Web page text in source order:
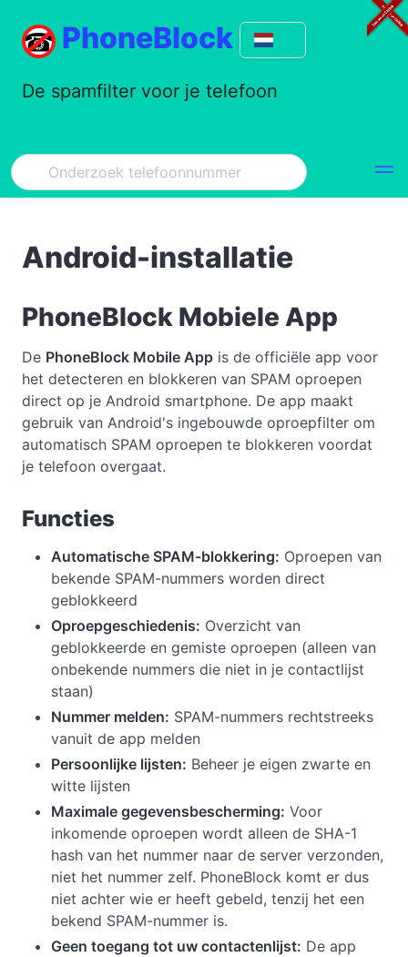
PhoneBlock
De spamfilter voor je telefoon
Android-installatie
PhoneBlock Mobiele App
De PhoneBlock Mobile App is de officiële app voor
het detecteren en blokkeren van SPAM oproepen
direct op je Android smartphone. De app maakt
gebruik van Android's ingebouwde oproepfilter om
automatisch SPAM oproepen te blokkeren voordat
je telefoon overgaat.
Functies
Automatische SPAM-blokkering: Oproepen van
bekende SPAM-nummers worden direct
geblokkeerd
Oproepgeschiedenis: Overzicht van
geblokkeerde en gemiste oproepen (alleen van
onbekende nummers die niet in je contactlijst
staan)
Nummer melden: SPAM-nummers rechtstreeks
vanuit de app melden
Persoonlijke lijsten: Beheer je eigen zwarte en
witte lijsten
Maximale gegevensbescherming: Voor
inkomende oproepen wordt alleen de SHA-1
hash van het nummer naar de server verzonden,
niet het nummer zelf. PhoneBlock komt er dus
niet achter wie er heeft gebeld, tenzij het een
bekend SPAM-nummer is.
Geen toegang tot uw contactenlijst: De app